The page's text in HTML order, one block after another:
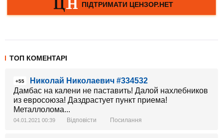
ТОП КОМЕНТАРІ
+55
Николай Николаевич #334532
Дамбас на калени не паставить! Далой нахлебников
из евросоюза! Даздрастует пункт приема!
Металлолома...
04.01.2021 00:39 Відповісти Посилання